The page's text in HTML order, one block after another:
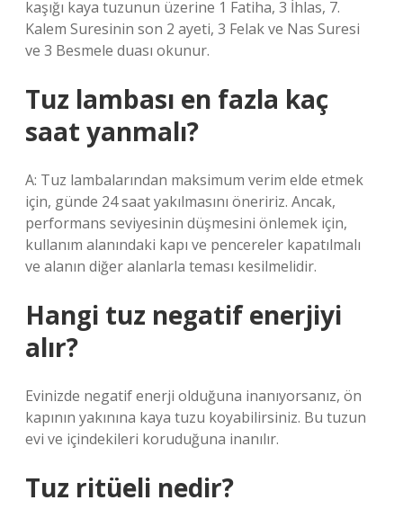
kaşığı kaya tuzunun üzerine 1 Fatiha, 3 İhlas, 7.
Kalem Suresinin son 2 ayeti, 3 Felak ve Nas Suresi
ve 3 Besmele duası okunur.
Tuz lambası en fazla kaç
saat yanmalı?
A: Tuz lambalarından maksimum verim elde etmek
için, günde 24 saat yakılmasını öneririz. Ancak,
performans seviyesinin düşmesini önlemek için,
kullanım alanındaki kapı ve pencereler kapatılmalı
ve alanın diğer alanlarla teması kesilmelidir.
Hangi tuz negatif enerjiyi
alır?
Evinizde negatif enerji olduğuna inanıyorsanız, ön
kapının yakınına kaya tuzu koyabilirsiniz. Bu tuzun
evi ve içindekileri koruduğuna inanılır.
Tuz ritüeli nedir?